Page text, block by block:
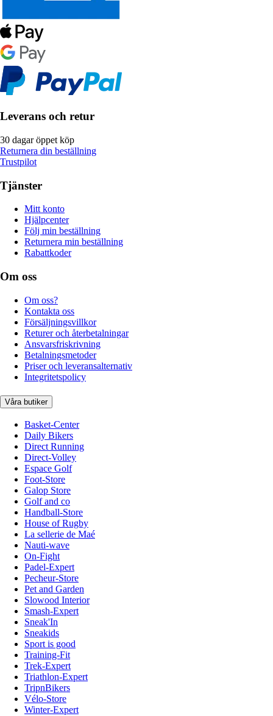
Leverans och retur
30 dagar öppet köp
Returnera din beställning
Trustpilot
Tjänster
Mitt konto
Hjälpcenter
Följ min beställning
Returnera min beställning
Rabattkoder
Om oss
Om oss?
Kontakta oss
Försäljningsvillkor
Returer och återbetalningar
Ansvarsfriskrivning
Betalningsmetoder
Priser och leveransalternativ
Integritetspolicy
Våra butiker
Basket-Center
Daily Bikers
Direct Running
Direct-Volley
Espace Golf
Foot-Store
Galop Store
Golf and co
Handball-Store
House of Rugby
La sellerie de Maé
Nauti-wave
On-Fight
Padel-Expert
Pecheur-Store
Pet and Garden
Slowood Interior
Smash-Expert
Sneak'In
Sneakids
Sport is good
Training-Fit
Trek-Expert
Triathlon-Expert
TripnBikers
Vélo-Store
Winter-Expert